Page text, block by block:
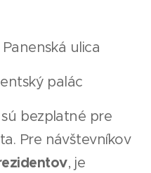
ulica
palác
bezplatné pre
Pre návštevníkov
, je